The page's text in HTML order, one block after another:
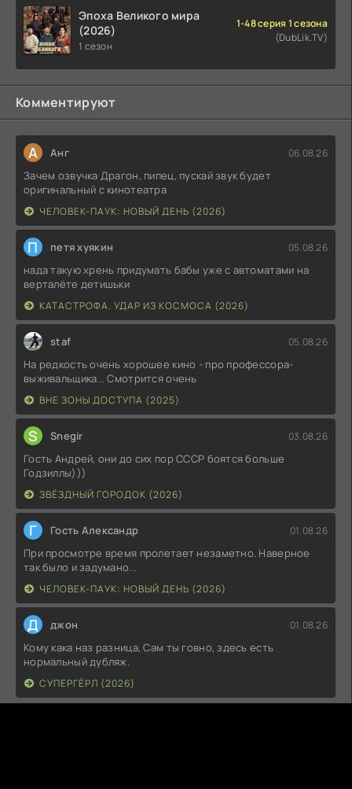
Эпоха Великого мира
(2026)
1 сезон
1-48 серия 1 сезона
(DubLik.TV)
Комментируют
А Анг 06.08.26
Зачем озвучка Драгон, пипец, пускай звук будет
оригинальный с кинотеатра
ЧЕЛОВЕК-ПАУК: НОВЫЙ ДЕНЬ (2026)
П петя хуякин 05.08.26
нада такую хрень придумать бабы уже с автоматами на
верталёте детишьки
КАТАСТРОФА. УДАР ИЗ КОСМОСА (2026)
staf 05.08.26
На редкость очень хорошее кино - про профессора-
выживальщика... Смотрится очень
ВНЕ ЗОНЫ ДОСТУПА (2025)
S Snegir 03.08.26
Гость Андрей, они до сих пор СССР боятся больше
Годзиллы)))
ЗВЁЗДНЫЙ ГОРОДОК (2026)
Г Гость Александр 01.08.26
При просмотре время пролетает незаметно. Наверное
так было и задумано...
ЧЕЛОВЕК-ПАУК: НОВЫЙ ДЕНЬ (2026)
Д джон 01.08.26
Кому кака наз разница, Сам ты говно, здесь есть
нормальный дубляж.
СУПЕРГЁРЛ (2026)